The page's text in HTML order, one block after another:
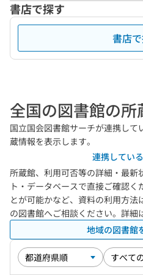
書店で探す
書店
全国の図書館の所
国立国会図書館サーチが連携し
蔵情報を表示します。
連携してい
所蔵館、利用可否等の詳細・最新
ト・データベースで直接ご確認
とが可能かなど、資料の利用方法
の図書館へご相談ください。詳細
地域の図書館